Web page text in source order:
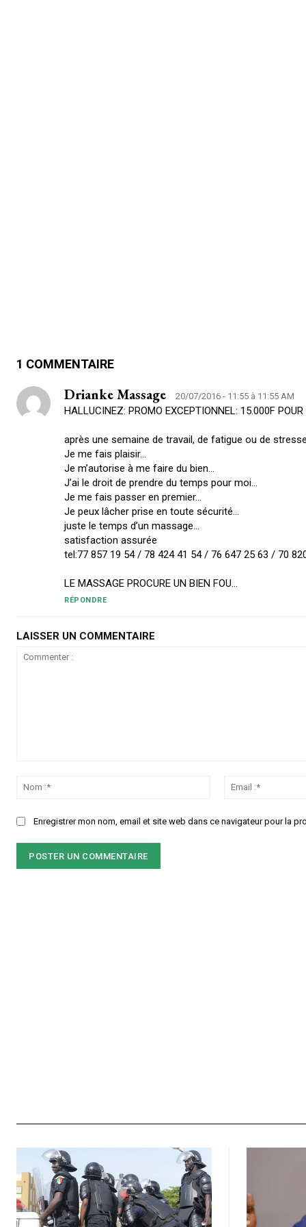
1 COMMENTAIRE
Drianke Massage 20/07/2016 - 11:55 à 11:55 AM
HALLUCINEZ: PROMO EXCEPTIONNEL: 15.000F
après une semaine de travail, de fatigue ou de
Je me fais plaisir…
Je m’autorise à me faire du bien…
J’ai le droit de prendre du temps pour moi…
Je me fais passer en premier…
Je peux lâcher prise en toute sécurité…
juste le temps d’un massage…
satisfaction assurée
tel:77 857 19 54 / 78 424 41 54 / 76 647 25 63 / 70
LE MASSAGE PROCURE UN BIEN FOU…
RÉPONDRE
LAISSER UN COMMENTAIRE
Nom
Enregistrer mon nom, email et site web dans ce navigateur pour la